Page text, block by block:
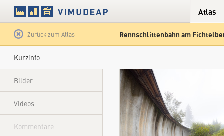
Atlas
Zurück zum Atlas Rennschlittenbahn am
Kurzinfo
Bilder
Videos
Kommentare
Satellit Hybrid Gelände Straße